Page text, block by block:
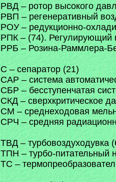
РВД – ротор высокого
РВП – регенеративный
РОУ – редукционно-
РПК – (74). Регулирующий
РРБ – Розина-Раммлера-
С – сепаратор (21)
САР – система
СБР – бесступенчатая
СКД – сверхкритическое
СМ – среднеходовая
СРЧ – средняя
ТВД – турбовоздуходувка
ТПН – турбо-питательный
ТС –